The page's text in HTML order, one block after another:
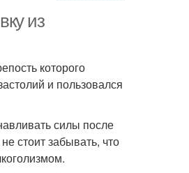
из
которого
и пользовался
силы после
стоит забывать, что